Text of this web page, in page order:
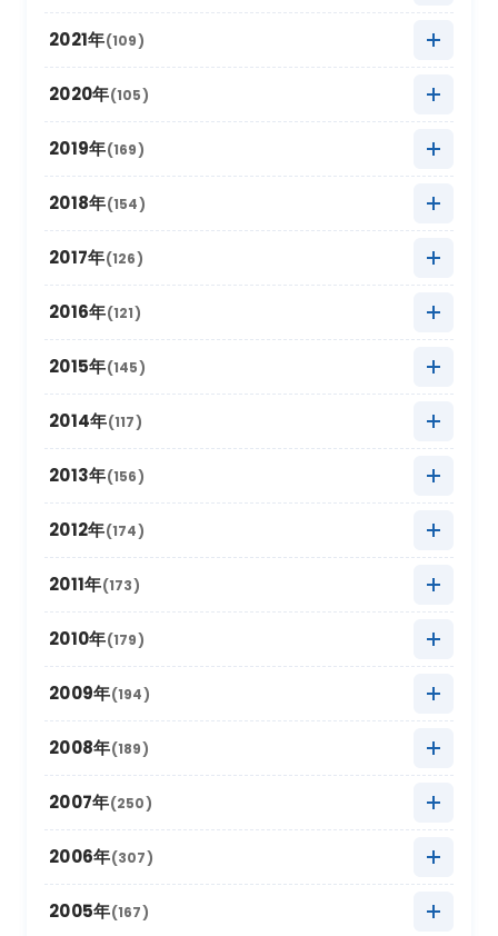
2025年9月 (10)
2025年7月 (16)
2025年6月 (8)
2025年5月 (22)
2025年4月
2025年3月
2025年2月 (6)
2024年10月
2024年9月 (12)
2024年7月 (18)
2024年6月 (6)
2024年5月 (18)
2024年4月
2024年3月
2024年2月 (5)
2023年11月
2023年10月
2023年9月 (11)
2023年7月 (12)
2023年6月 (6)
2023年5月 (21)
2023年4月
2023年3月
2023年2月 (8)
2022年12月 (11)
2022年11月
2022年10月
2022年9月 (12)
2022年7月 (9)
2022年6月 (2)
2022年5月 (11)
2022年4月
2022年3月
2022年2月 (6)
2021年(109)
2021年12月 (3)
2021年11月
2021年10月
2021年9月 (5)
2021年7月 (9)
2021年6月 (6)
2021年5月 (9)
2021年4月
2021年3月
2021年2月 (7)
2020年(105)
2020年12月 (4)
2020年11月
2020年10月
2020年9月 (4)
2020年7月 (8)
2020年6月 (4)
2020年5月 (8)
2020年4月
2020年3月
2020年2月 (15)
2019年(169)
2019年12月 (9)
2019年11月
2019年10月
2019年9月 (12)
2019年7月 (16)
2019年6月 (4)
2019年5月 (20)
2019年4月
2019年3月
2019年2月 (6)
2018年(154)
2018年12月 (10)
2018年11月
2018年10月
2018年9月 (16)
2018年7月 (11)
2018年6月 (6)
2018年5月 (16)
2018年4月
2018年3月
2018年2月 (10)
2017年(126)
2017年12月 (7)
2017年11月
2017年10月
2017年9月 (6)
2017年7月 (11)
2017年6月 (4)
2017年5月 (15)
2017年4月
2017年3月
2017年2月 (4)
2016年(121)
2016年12月 (4)
2016年11月
2016年10月
2016年9月 (9)
2016年7月 (13)
2016年6月 (7)
2016年5月 (16)
2016年4月
2016年3月
2016年2月 (6)
2015年(145)
2015年12月 (4)
2015年11月
2015年10月
2015年9月 (15)
2015年7月 (14)
2015年6月 (9)
2015年5月 (17)
2015年4月
2015年3月
2015年2月 (7)
2014年(117)
2014年12月 (10)
2014年11月
2014年10月
2014年9月 (13)
2014年7月 (8)
2014年6月 (8)
2014年5月 (12)
2014年4月
2014年3月
2013年(156)
2013年12月 (8)
2013年11月
2013年10月
2013年9月 (17)
2013年7月 (19)
2013年6月 (12)
2013年5月 (16)
2013年4月
2012年(174)
2012年12月 (11)
2012年11月
2012年10月
2012年9月 (18)
2012年7月 (17)
2012年6月 (17)
2012年5月 (16)
2011年(173)
2011年12月 (14)
2011年11月
2011年10月
2011年9月 (17)
2011年7月 (21)
2011年6月 (9)
2010年(179)
2010年12月 (15)
2010年11月
2010年10月
2010年9月 (19)
2010年7月 (12)
2009年(194)
2009年12月 (15)
2009年11月
2009年10月
2009年9月 (22)
2008年(189)
2008年12月 (10)
2008年11月
2008年10月
2007年(250)
2007年12月 (17)
2007年11月
2006年(307)
2006年12月 (30)
2005年(167)